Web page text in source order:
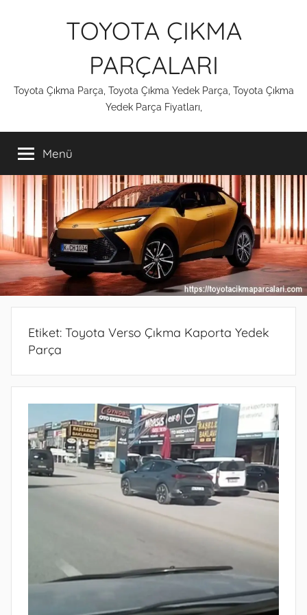
TOYOTA ÇIKMA
PARÇALARI
Toyota Çıkma Parça, Toyota Çıkma Yedek Parça, Toyota Çıkma
Yedek Parça Fiyatları,
Menü
Etiket: Toyota Verso Çıkma Kaporta Yedek
Parça